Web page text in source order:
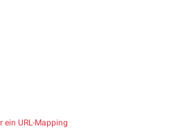
ein URL-Mapping